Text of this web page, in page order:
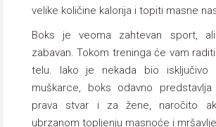
velike količine kalorija i topiti masne
Boks je veoma zahtevan sport,
zabavan. Tokom treninga će vam
telu. Iako je nekada bio isključivo
muškarce, boks odavno
prava stvar i za žene, naročito
ubrzanom topljenju masnoće i